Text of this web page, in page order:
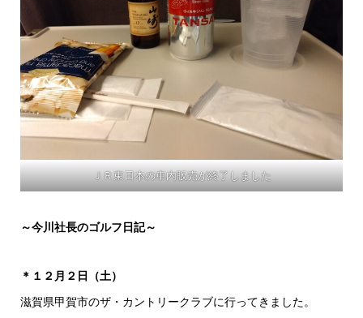
ＪＲ東日本の車内販売が終了しました
～今川社長のゴルフ日記～
＊１２月２日（土）
滋賀県甲賀市のザ・カントリークラブに行ってきました。